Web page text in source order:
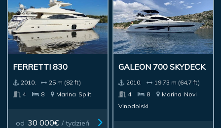
FERRETTI 830
2010.
25 m (82 ft)
4
8 Marina Split
od 30 000€ / tydzień
GALEON 700 SKYDECK
2010.
19,73 m (64,7 ft)
4
8 Marina Novi
Vinodolski